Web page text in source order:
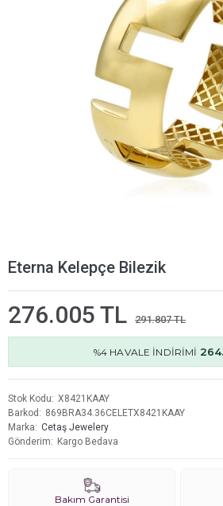
Eterna Kelepçe Bilezik
276.005 TL 291.807 TL
%4 HAVALE İNDİRİMİ
Stok Kodu
X8421KAAY
Barkod
869BRA34.36CELETX8421KAAY
Marka
Cetaş Jewelery
Gönderim
Kargo Bedava
Bakım Garantisi